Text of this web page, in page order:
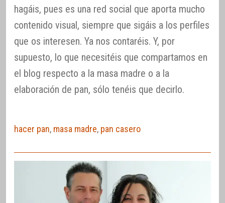
hagáis, pues es una red social que aporta mucho
contenido visual, siempre que sigáis a los perfiles
que os interesen. Ya nos contaréis. Y, por
supuesto, lo que necesitéis que compartamos en
el blog respecto a la masa madre o a la
elaboración de pan, sólo tenéis que decirlo.
hacer pan, masa madre, pan casero